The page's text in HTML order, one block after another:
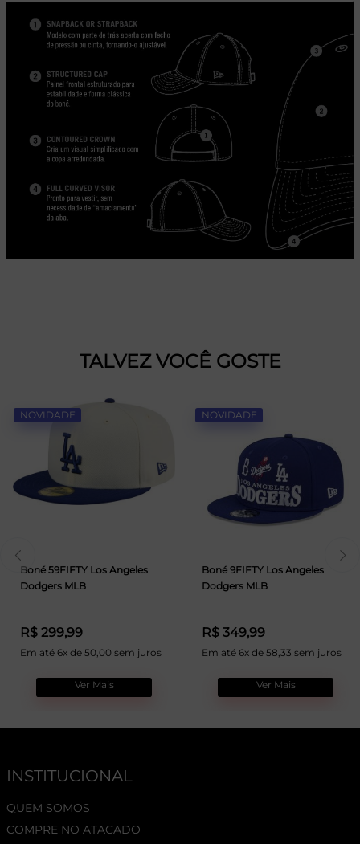
TALVEZ VOCÊ GOSTE
NOVIDADE
Boné 59FIFTY Los Angeles
Dodgers MLB
R$ 299,99
Em até 6x de 50,00 sem juros
Ver Mais
NOVIDADE
Boné 9FIFTY Los Angeles
Dodgers MLB
R$ 349,99
Em até 6x de 58,33 sem juros
Ver Mais
INSTITUCIONAL
QUEM SOMOS
COMPRE NO ATACADO